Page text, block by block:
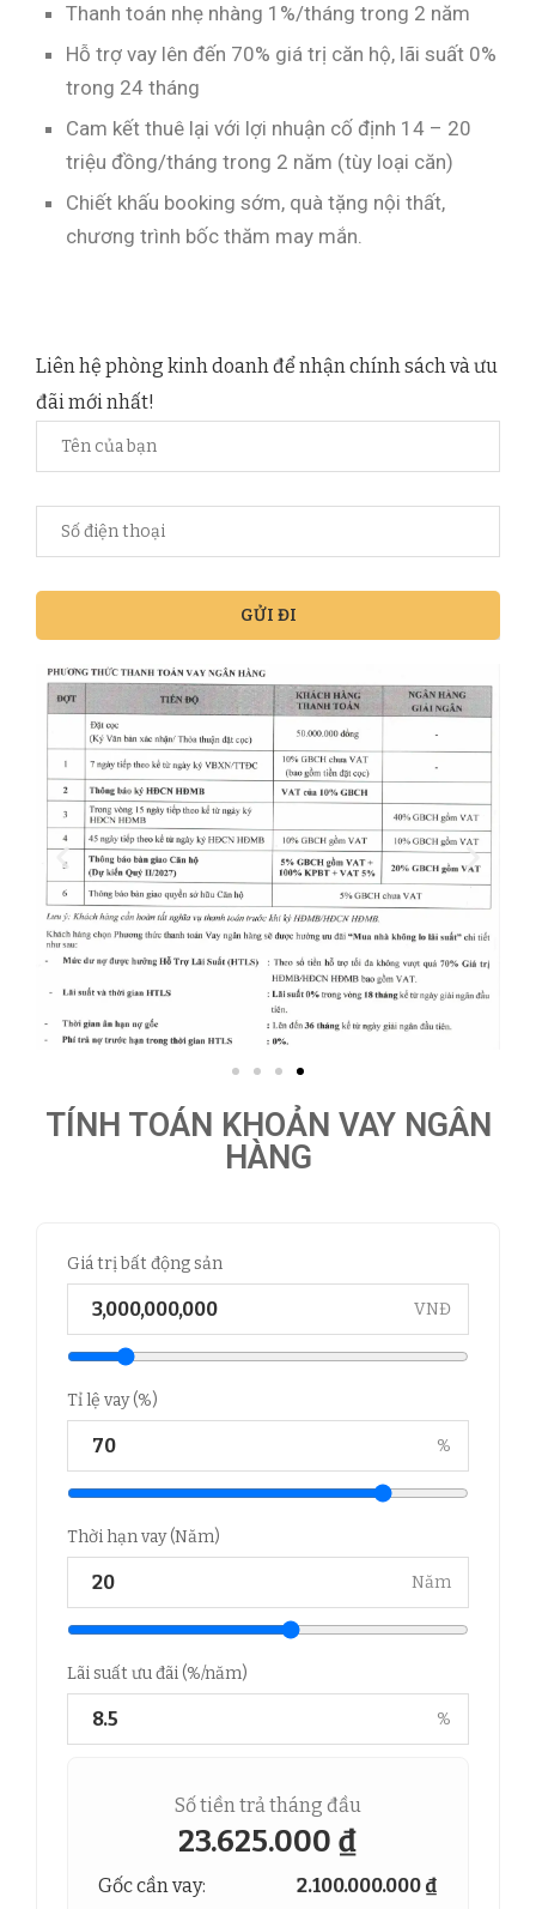
Thanh toán nhẹ nhàng 1%/tháng trong 2 năm
Hỗ trợ vay lên đến 70% giá trị căn hộ, lãi suất 0%
trong 24 tháng
Cam kết thuê lại với lợi nhuận cố định 14 – 20
triệu đồng/tháng trong 2 năm (tùy loại căn)
Chiết khấu booking sớm, quà tặng nội thất,
chương trình bốc thăm may mắn.
Liên hệ phòng kinh doanh để nhận chính sách và ưu
đãi mới nhất!
TÍNH TOÁN KHOẢN VAY NGÂN
HÀNG
Giá trị bất động sản
VNĐ
Tỉ lệ vay (%)
%
Thời hạn vay (Năm)
Năm
Lãi suất ưu đãi (%/năm)
%
Số tiền trả tháng đầu
23.625.000 ₫
Gốc cần vay: 2.100.000.000 ₫